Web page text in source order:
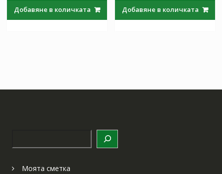
Добавяне в количката Добавяне в количката
Моята сметка